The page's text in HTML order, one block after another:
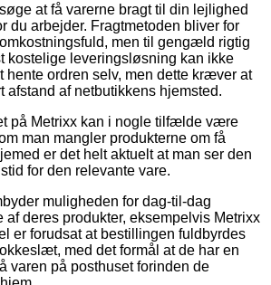
at få varerne bragt til din lejlighed
du arbejder. Fragtmetoden bliver for
men til gengæld rigtig
kostelige leveringsløsning kan ikke
hente ordren selv, men dette kræver at
afstand af netbutikkens hjemsted.
på Metrixx kan i nogle tilfælde være
man mangler produkterne om få
er det helt aktuelt at man ser den
for den relevante vare.
muligheden for dag-til-dag
af deres produkter, eksempelvis Metrixx
er forudsat at bestillingen fuldbyrdes
med det formål at de har en
varen på posthuset forinden de